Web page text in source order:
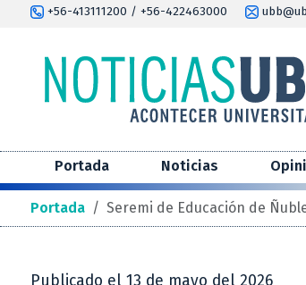
+56-413111200 / +56-422463000
Portada Noticias
Portada / Seremi de Educación de
Publicado el 13 de mayo del 2026